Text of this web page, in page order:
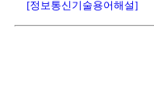
[정보통신기술용어해설]